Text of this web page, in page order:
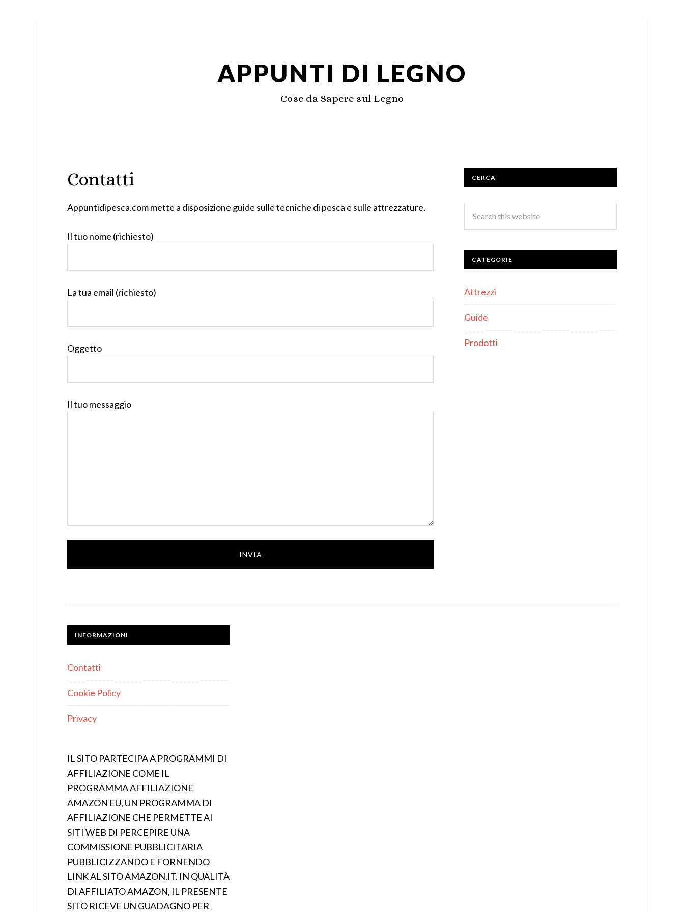
APPUNTI DI LEGNO
Cose da Sapere sul Legno
Contatti
Appuntidipesca.com mette a disposizione guide sulle tecniche di pesca e sulle attrezzature.
Il tuo nome (richiesto)
La tua email (richiesto)
Oggetto
Il tuo messaggio
CERCA
CATEGORIE
Attrezzi
Guide
Prodotti
INFORMAZIONI
Contatti
Cookie Policy
Privacy
IL SITO PARTECIPA A PROGRAMMI DI
AFFILIAZIONE COME IL
PROGRAMMA AFFILIAZIONE
AMAZON EU, UN PROGRAMMA DI
AFFILIAZIONE CHE PERMETTE AI
SITI WEB DI PERCEPIRE UNA
COMMISSIONE PUBBLICITARIA
PUBBLICIZZANDO E FORNENDO
LINK AL SITO AMAZON.IT. IN QUALITÀ
DI AFFILIATO AMAZON, IL PRESENTE
SITO RICEVE UN GUADAGNO PER